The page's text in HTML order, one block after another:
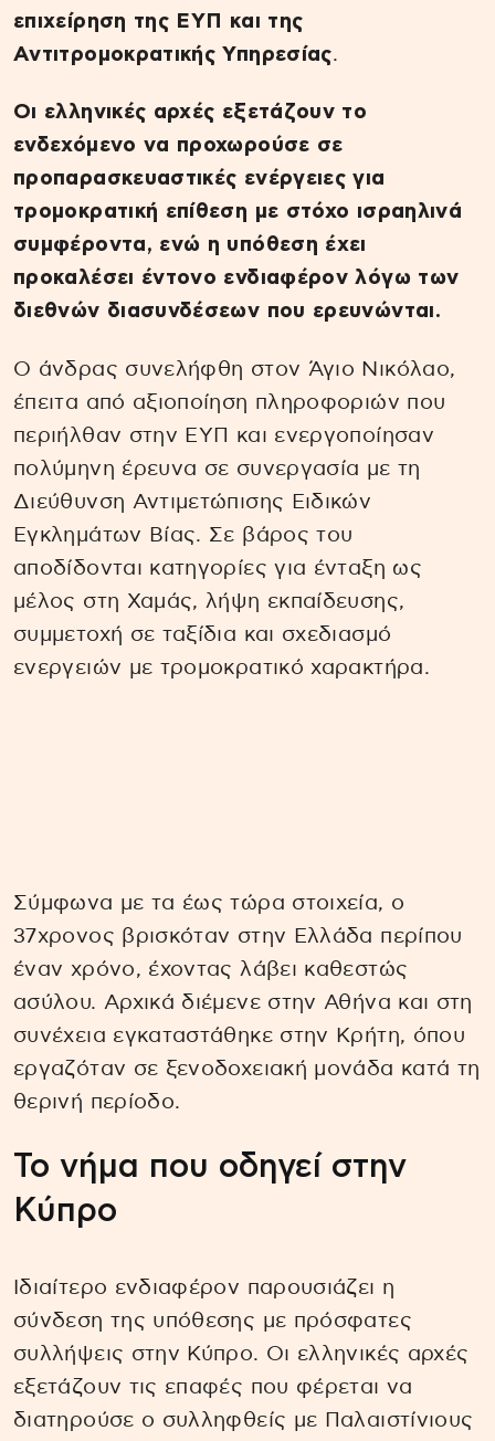
επιχείρηση της ΕΥΠ και της
Αντιτρομοκρατικής Υπηρεσίας.
Οι ελληνικές αρχές εξετάζουν το
ενδεχόμενο να προχωρούσε σε
προπαρασκευαστικές ενέργειες για
τρομοκρατική επίθεση με στόχο ισραηλινά
συμφέροντα, ενώ η υπόθεση έχει
προκαλέσει έντονο ενδιαφέρον λόγω των
διεθνών διασυνδέσεων που ερευνώνται.
Ο άνδρας συνελήφθη στον Άγιο Νικόλαο,
έπειτα από αξιοποίηση πληροφοριών που
περιήλθαν στην ΕΥΠ και ενεργοποίησαν
πολύμηνη έρευνα σε συνεργασία με τη
Διεύθυνση Αντιμετώπισης Ειδικών
Εγκλημάτων Βίας. Σε βάρος του
αποδίδονται κατηγορίες για ένταξη ως
μέλος στη Χαμάς, λήψη εκπαίδευσης,
συμμετοχή σε ταξίδια και σχεδιασμό
ενεργειών με τρομοκρατικό χαρακτήρα.
Σύμφωνα με τα έως τώρα στοιχεία, ο
37χρονος βρισκόταν στην Ελλάδα περίπου
έναν χρόνο, έχοντας λάβει καθεστώς
ασύλου. Αρχικά διέμενε στην Αθήνα και στη
συνέχεια εγκαταστάθηκε στην Κρήτη, όπου
εργαζόταν σε ξενοδοχειακή μονάδα κατά τη
θερινή περίοδο.
Το νήμα που οδηγεί στην
Κύπρο
Ιδιαίτερο ενδιαφέρον παρουσιάζει η
σύνδεση της υπόθεσης με πρόσφατες
συλλήψεις στην Κύπρο. Οι ελληνικές αρχές
εξετάζουν τις επαφές που φέρεται να
διατηρούσε ο συλληφθείς με Παλαιστίνιους